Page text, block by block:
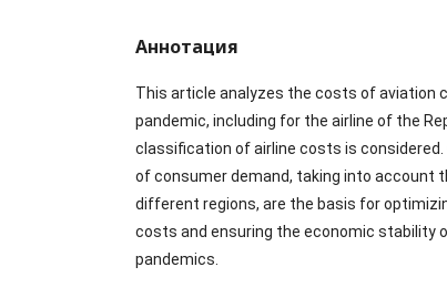
Аннотация
This article analyzes the costs of aviation
pandemic, including for the airline of the
classification of airline costs is
of consumer demand, taking into account
different regions, are the basis for
costs and ensuring the economic stability
pandemics.